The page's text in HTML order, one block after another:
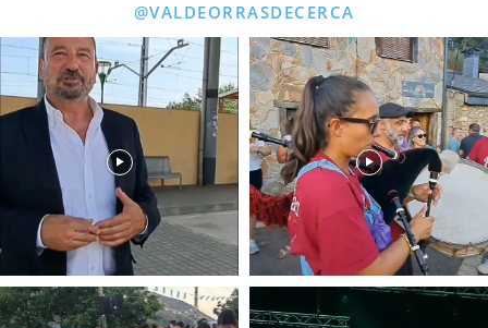
@VALDEORRASDECERCA